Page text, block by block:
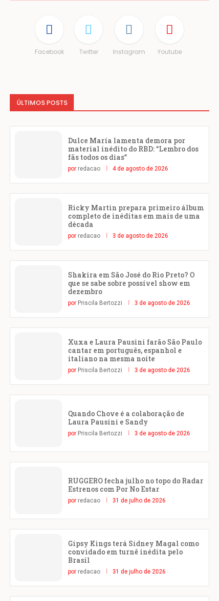
Facebook Twitter Instagram Youtube
ÚLTIMOS POSTS
Dulce María lamenta demora por
material inédito do RBD: “Lembro dos
fãs todos os dias”
por redacao 4 de agosto de 2026
Ricky Martin prepara primeiro álbum
completo de inéditas em mais de uma
década
por redacao 3 de agosto de 2026
Shakira em São José do Rio Preto? O
que se sabe sobre possível show em
dezembro
por Priscila Bertozzi 3 de agosto de 2026
Xuxa e Laura Pausini farão São Paulo
cantar em português, espanhol e
italiano na mesma noite
por Priscila Bertozzi 3 de agosto de 2026
Quando Chove é a colaboração de
Laura Pausini e Sandy
por Priscila Bertozzi 3 de agosto de 2026
RUGGERO fecha julho no topo do Radar
Estrenos com Por No Estar
por redacao 31 de julho de 2026
Gipsy Kings terá Sidney Magal como
convidado em turnê inédita pelo
Brasil
por redacao 31 de julho de 2026